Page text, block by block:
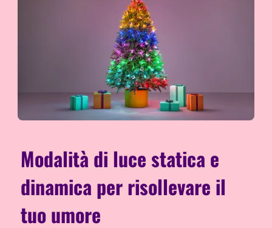
Modalità di luce statica e
dinamica per risollevare il
tuo umore